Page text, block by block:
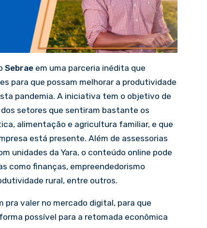
Sebrae em uma parceria inédita que
para que possam melhorar a produtividade
pandemia. A iniciativa tem o objetivo de
setores que sentiram bastante os
alimentação e agricultura familiar, e que
está presente. Além de assessorias
unidades da Yara, o conteúdo online pode
como finanças, empreendedorismo
rural, entre outros.
pra valer no mercado digital, para que
possível para a retomada econômica